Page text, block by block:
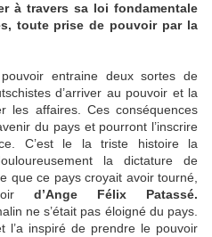
à travers sa loi fondamentale
toute prise de pouvoir par la
entraine deux sortes de
d’arriver au pouvoir et la
les affaires. Ces conséquences
du pays et pourront l’inscrire
C’est le la triste histoire la
la dictature de
que ce pays croyait avoir tourné,
d’Ange Félix Patassé.
ne s’était pas éloigné du pays.
l’a inspiré de prendre le pouvoir